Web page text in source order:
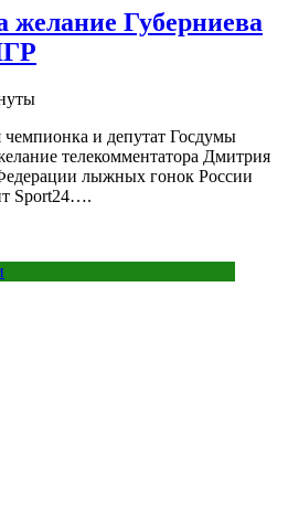
желание Губерниева
чемпионка и депутат Госдумы
телекомментатора Дмитрия
лыжных гонок России
Sport24….